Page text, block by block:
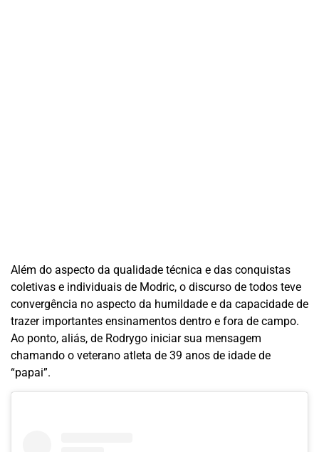
Além do aspecto da qualidade técnica e das conquistas
coletivas e individuais de Modric, o discurso de todos teve
convergência no aspecto da humildade e da capacidade de
trazer importantes ensinamentos dentro e fora de campo.
Ao ponto, aliás, de Rodrygo iniciar sua mensagem
chamando o veterano atleta de 39 anos de idade de
“papai”.